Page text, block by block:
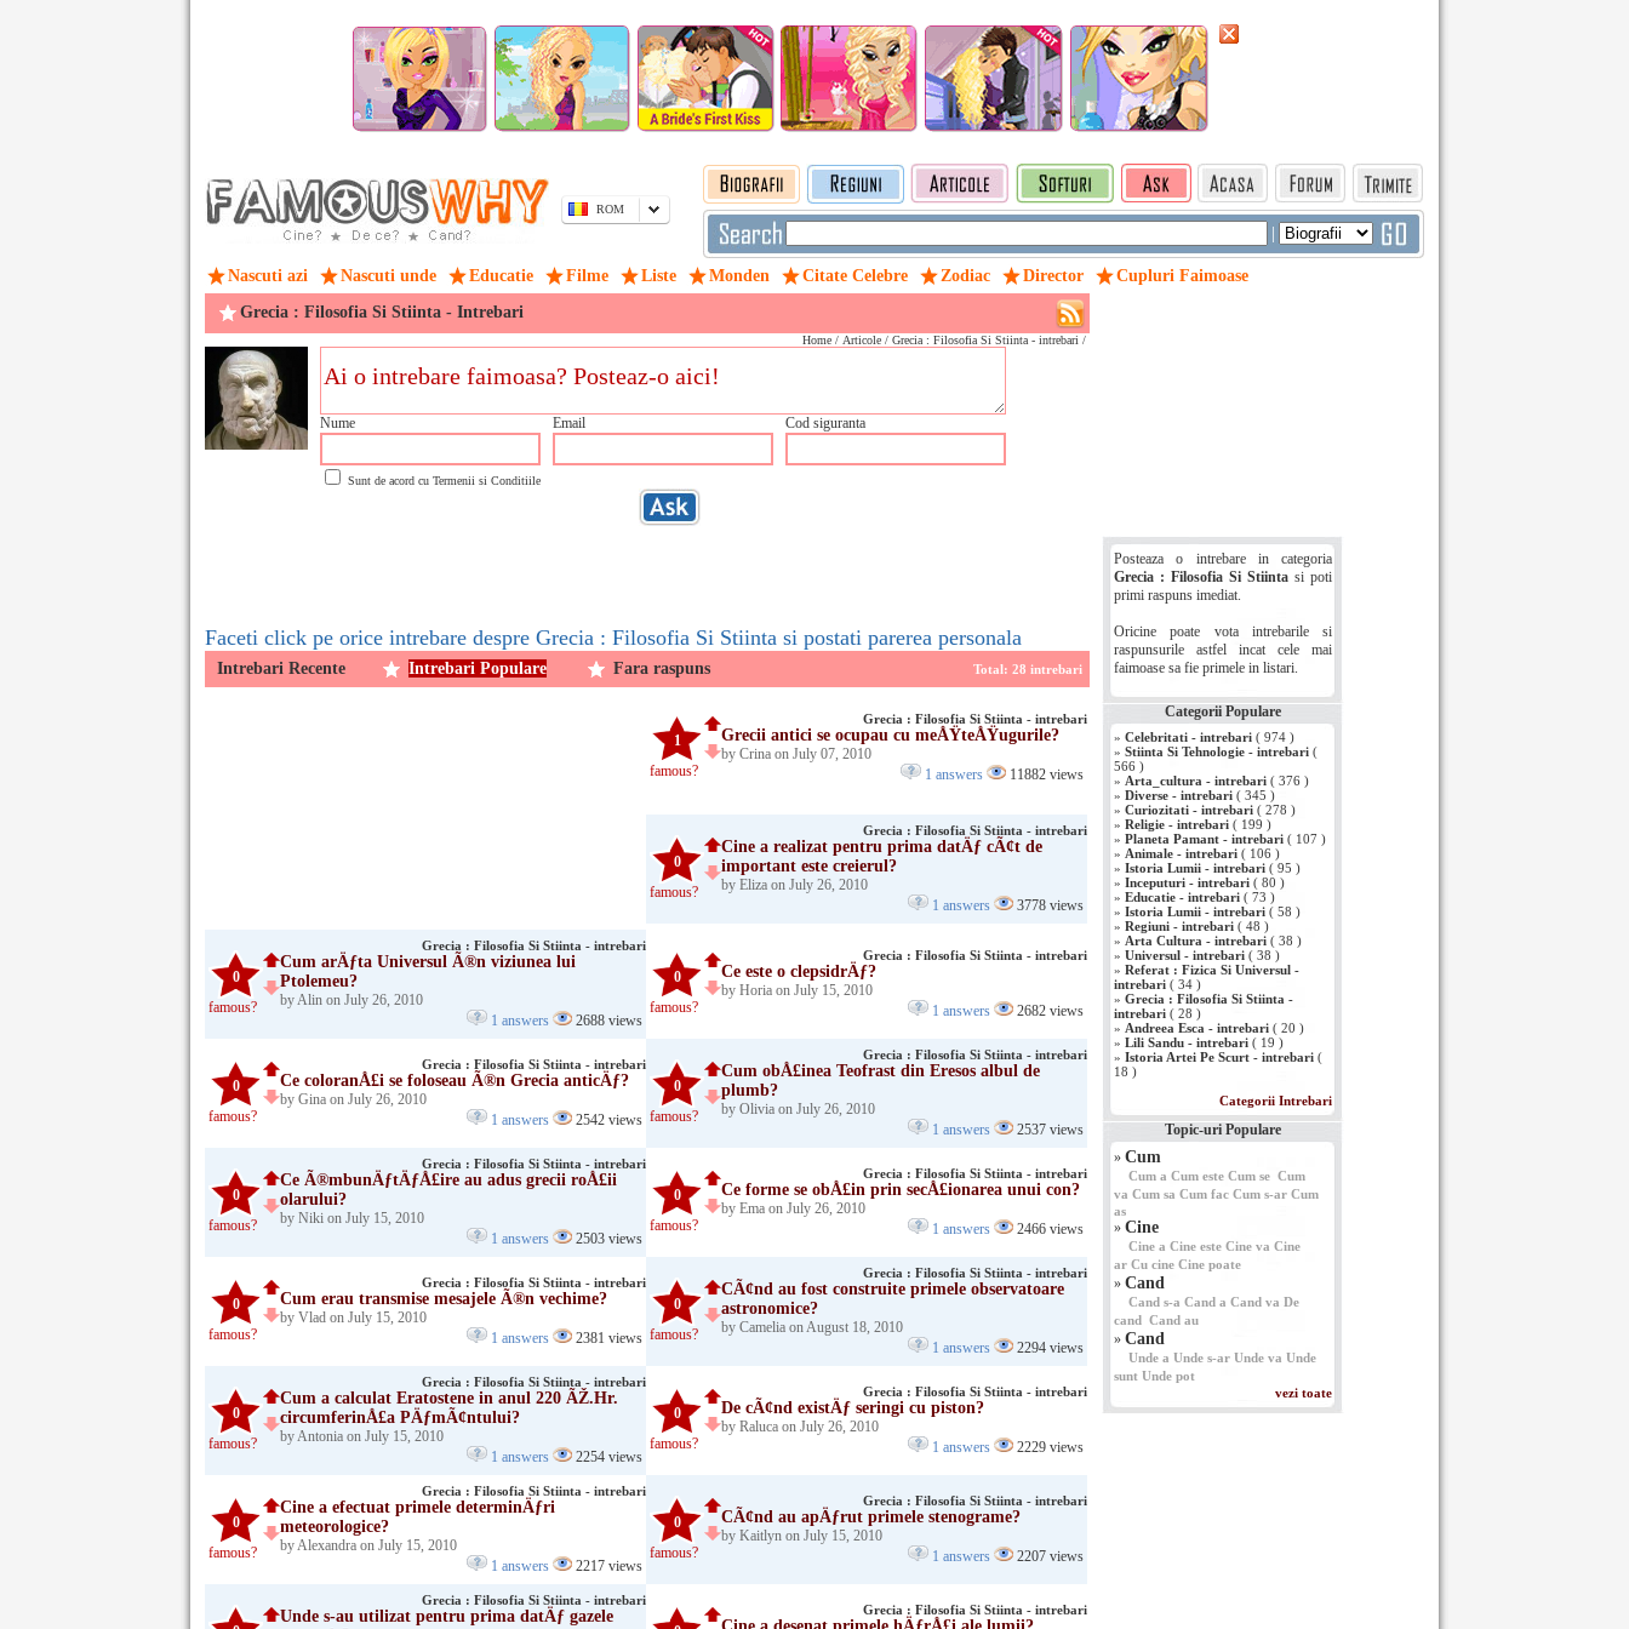
ROM
|
Nascuti azi Nascuti unde Educatie Filme Liste Monden Citate Celebre Zodiac Director
Cupluri Faimoase
Grecia : Filosofia Si Stiinta - Intrebari
Home / Articole / Grecia : Filosofia Si Stiinta - intrebari /
Nume Email Cod siguranta
Sunt de acord cu Termenii si Conditiile
Faceti click pe orice intrebare despre Grecia : Filosofia Si Stiinta si postati parerea personala
Intrebari Recente Intrebari Populare Fara raspuns Total: 28 intrebari
1
famous?
Grecia : Filosofia Si Stiinta - intrebari
Grecii antici se ocupau cu meÅŸteÅŸugurile?
by Crina on July 07, 2010
1 answers
11882 views
0
famous?
Grecia : Filosofia Si Stiinta - intrebari
Cine a realizat pentru prima datÄƒ cÃ¢t de
important este creierul?
by Eliza on July 26, 2010
1 answers
3778 views
0
famous?
Grecia : Filosofia Si Stiinta - intrebari
Cum arÄƒta Universul Ã®n viziunea lui
Ptolemeu?
by Alin on July 26, 2010
1 answers
2688 views
0
famous?
Grecia : Filosofia Si Stiinta - intrebari
Ce este o clepsidrÄƒ?
by Horia on July 15, 2010
1 answers
2682 views
0
famous?
Grecia : Filosofia Si Stiinta - intrebari
Ce coloranÅ£i se foloseau Ã®n Grecia anticÄƒ?
by Gina on July 26, 2010
1 answers
2542 views
0
famous?
Grecia : Filosofia Si Stiinta - intrebari
Cum obÅ£inea Teofrast din Eresos albul de
plumb?
by Olivia on July 26, 2010
1 answers
2537 views
0
famous?
Grecia : Filosofia Si Stiinta - intrebari
Ce Ã®mbunÄƒtÄƒÅ£ire au adus grecii roÅ£ii
olarului?
by Niki on July 15, 2010
1 answers
2503 views
0
famous?
Grecia : Filosofia Si Stiinta - intrebari
Ce forme se obÅ£in prin secÅ£ionarea unui con?
by Ema on July 26, 2010
1 answers
2466 views
0
famous?
Grecia : Filosofia Si Stiinta - intrebari
Cum erau transmise mesajele Ã®n vechime?
by Vlad on July 15, 2010
1 answers
2381 views
0
famous?
Grecia : Filosofia Si Stiinta - intrebari
CÃ¢nd au fost construite primele observatoare
astronomice?
by Camelia on August 18, 2010
1 answers
2294 views
0
famous?
Grecia : Filosofia Si Stiinta - intrebari
Cum a calculat Eratostene in anul 220 ÃŽ.Hr.
circumferinÅ£a PÄƒmÃ¢ntului?
by Antonia on July 15, 2010
1 answers
2254 views
0
famous?
Grecia : Filosofia Si Stiinta - intrebari
De cÃ¢nd existÄƒ seringi cu piston?
by Raluca on July 26, 2010
1 answers
2229 views
0
famous?
Grecia : Filosofia Si Stiinta - intrebari
Cine a efectuat primele determinÄƒri
meteorologice?
by Alexandra on July 15, 2010
1 answers
2217 views
0
famous?
Grecia : Filosofia Si Stiinta - intrebari
CÃ¢nd au apÄƒrut primele stenograme?
by Kaitlyn on July 15, 2010
1 answers
2207 views
Grecia : Filosofia Si Stiinta - intrebari
Unde s-au utilizat pentru prima datÄƒ gazele
Grecia : Filosofia Si Stiinta - intrebari
Posteaza o intrebare in categoria
Grecia : Filosofia Si Stiinta si poti
primi raspuns imediat.
Oricine poate vota intrebarile si
raspunsurile astfel incat cele mai
faimoase sa fie primele in listari.
Categorii Populare
» Celebritati - intrebari ( 974 )
» Stiinta Si Tehnologie - intrebari (
566 )
» Arta_cultura - intrebari ( 376 )
» Diverse - intrebari ( 345 )
» Curiozitati - intrebari ( 278 )
» Religie - intrebari ( 199 )
» Planeta Pamant - intrebari ( 107 )
» Animale - intrebari ( 106 )
» Istoria Lumii - intrebari ( 95 )
» Inceputuri - intrebari ( 80 )
» Educatie - intrebari ( 73 )
» Istoria Lumii - intrebari ( 58 )
» Regiuni - intrebari ( 48 )
» Arta Cultura - intrebari ( 38 )
» Universul - intrebari ( 38 )
» Referat : Fizica Si Universul -
intrebari ( 34 )
» Grecia : Filosofia Si Stiinta -
intrebari ( 28 )
» Andreea Esca - intrebari ( 20 )
» Lili Sandu - intrebari ( 19 )
» Istoria Artei Pe Scurt - intrebari (
18 )
Categorii Intrebari
Topic-uri Populare
» Cum
Cum a Cum este Cum se Cum
va Cum sa Cum fac Cum s-ar Cum
as
» Cine
Cine a Cine este Cine va Cine
ar Cu cine Cine poate
» Cand
Cand s-a Cand a Cand va De
cand Cand au
» Cand
Unde a Unde s-ar Unde va Unde
sunt Unde pot
vezi toate